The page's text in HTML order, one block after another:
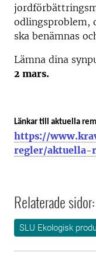
odlingsproblem,
ska benämnas
Lämna dina
2 mars.
Länkar till aktuella
https://
regler/aktuella-
Relaterade sidor:
SLU Ekologisk